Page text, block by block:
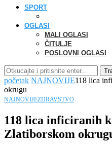
SPORT
OGLASI
MALI OGLASI
ČITULJE
POSLOVNI OGLASI
početak NAJNOVIJE118 lica
okrugu
NAJNOVIJEZDRAVSTVO
118 lica inficiranih
Zlatiborskom